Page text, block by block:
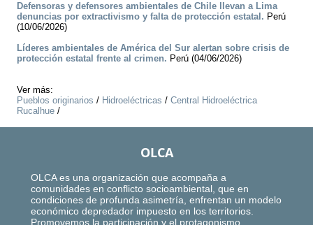
Defensoras y defensores ambientales de Chile llevan a Lima
denuncias por extractivismo y falta de protección estatal. Perú
(10/06/2026)
Líderes ambientales de América del Sur alertan sobre crisis de
protección estatal frente al crimen. Perú (04/06/2026)
Ver más:
Pueblos originarios / Hidroeléctricas / Central Hidroeléctrica
Rucalhue /
OLCA
OLCA es una organización que acompaña a
comunidades en conflicto socioambiental, que en
condiciones de profunda asimetría, enfrentan un modelo
económico depredador impuesto en los territorios.
Promovemos la participación y el protagonismo